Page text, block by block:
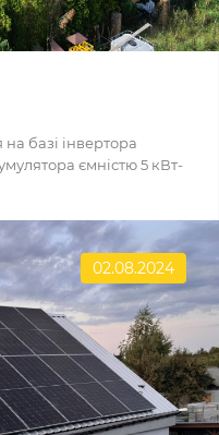
базі інвертора
ємністю 5 кВт-
02.08.2024